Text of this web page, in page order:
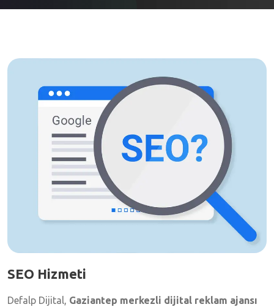
SEO Hizmeti
Defalp Dijital, Gaziantep merkezli dijital reklam ajansı